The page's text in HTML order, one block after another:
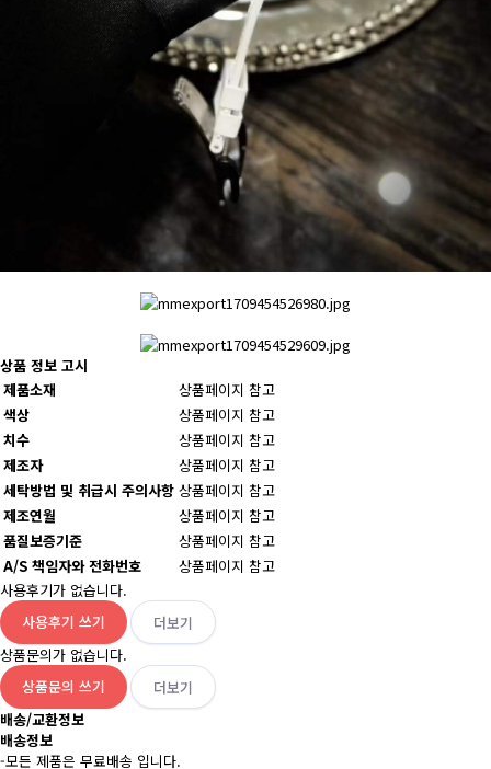
상품 정보 고시
제품소재
상품페이지 참고
색상
상품페이지 참고
치수
상품페이지 참고
제조자
상품페이지 참고
세탁방법 및 취급시 주의사항 상품페이지 참고
제조연월
상품페이지 참고
품질보증기준
상품페이지 참고
A/S 책임자와 전화번호
상품페이지 참고
사용후기가 없습니다.
사용후기 쓰기
더보기
상품문의가 없습니다.
상품문의 쓰기
더보기
배송/교환정보
배송정보
-모든 제품은 무료배송 입니다.